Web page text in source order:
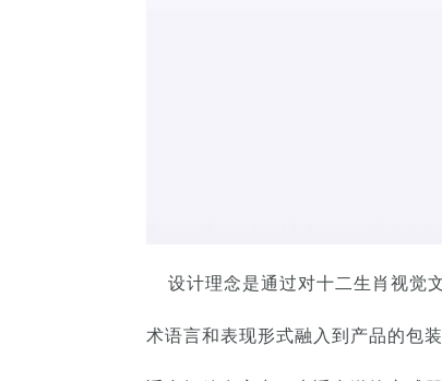
设计理念是通过对十二生肖视觉
术语言和表现形式融入到产品的包